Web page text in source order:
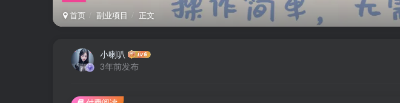
首页 副业项目 正文
小喇叭
3年前发布